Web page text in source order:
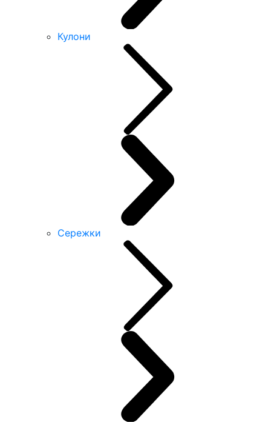
Кулони
Сережки